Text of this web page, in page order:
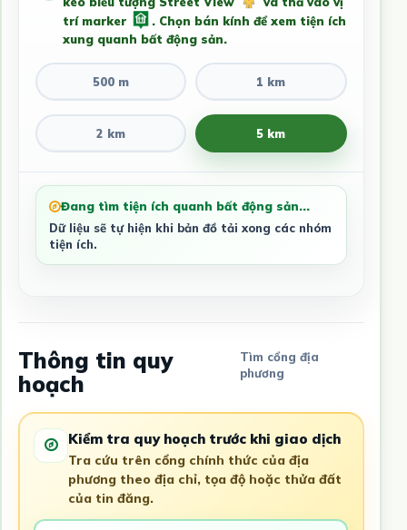
trí marker
. Chọn bán kính để xem tiện ích
xung quanh bất động sản.
500 m 1 km
2 km 5 km
Đang tìm tiện ích quanh bất động sản...
Dữ liệu sẽ tự hiện khi bản đồ tải xong các nhóm
tiện ích.
Thông tin quy
hoạch
Tìm cổng địa
phương
Kiểm tra quy hoạch trước khi giao dịch
Tra cứu trên cổng chính thức của địa
phương theo địa chỉ, tọa độ hoặc thửa đất
của tin đăng.